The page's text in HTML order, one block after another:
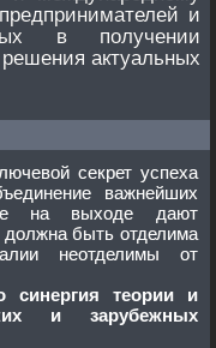
и
в получении
актуальных
секрет успеха
дают
должна быть отделима
теории и
и зарубежных